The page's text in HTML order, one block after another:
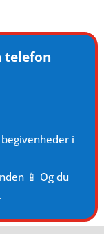
telefon
i
📱 Og du